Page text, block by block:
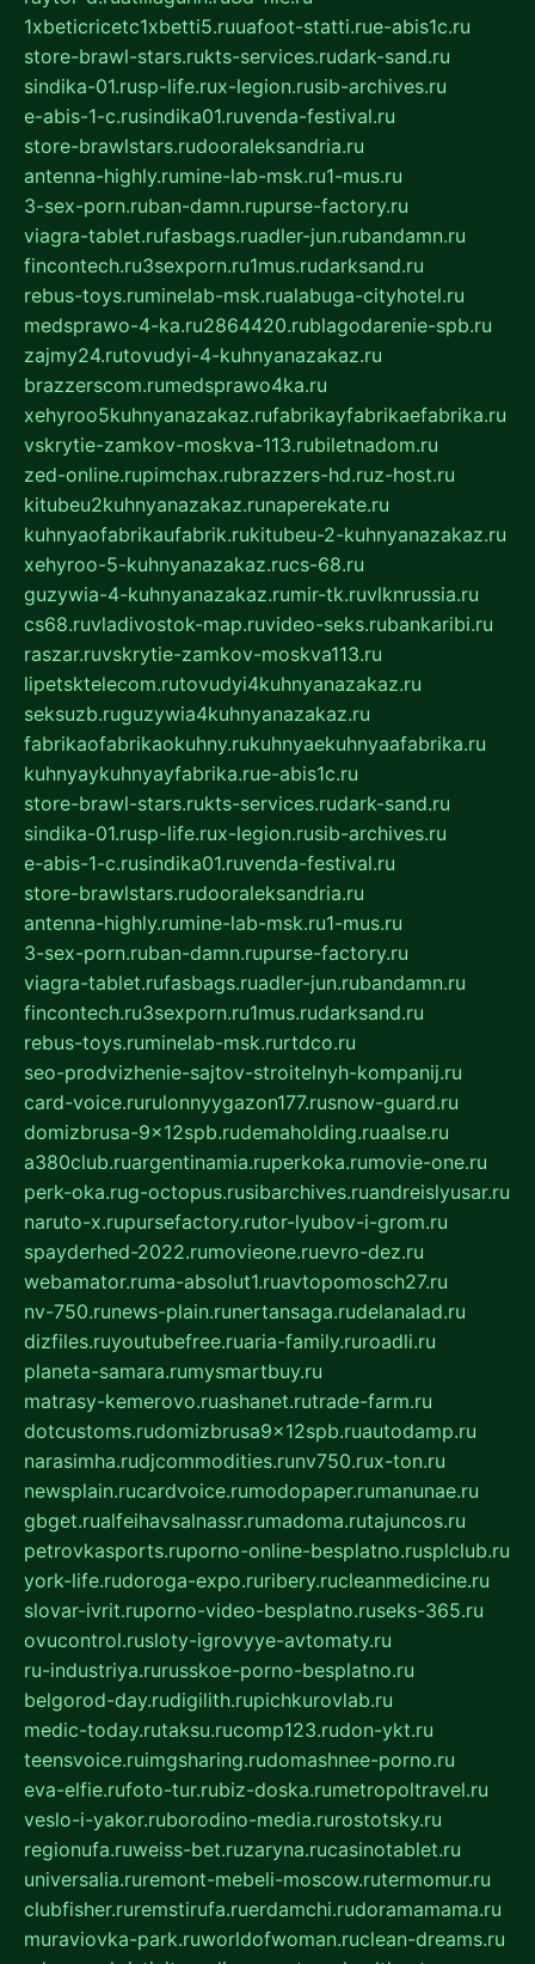
1xbeticricetc1xbetti5.ruuafoot-statti.rue-abis1c.ru
store-brawl-stars.rukts-services.rudark-sand.ru
sindika-01.rusp-life.rux-legion.rusib-archives.ru
e-abis-1-c.rusindika01.ruvenda-festival.ru
store-brawlstars.rudooraleksandria.ru
antenna-highly.rumine-lab-msk.ru1-mus.ru
3-sex-porn.ruban-damn.rupurse-factory.ru
viagra-tablet.rufasbags.ruadler-jun.rubandamn.ru
fincontech.ru3sexporn.ru1mus.rudarksand.ru
rebus-toys.ruminelab-msk.rualabuga-cityhotel.ru
medsprawo-4-ka.ru2864420.rublagodarenie-spb.ru
zajmy24.rutovudyi-4-kuhnyanazakaz.ru
brazzerscom.rumedsprawo4ka.ru
xehyroo5kuhnyanazakaz.rufabrikayfabrikaefabrika.ru
vskrytie-zamkov-moskva-113.rubiletnadom.ru
zed-online.rupimchax.rubrazzers-hd.ruz-host.ru
kitubeu2kuhnyanazakaz.runaperekate.ru
kuhnyaofabrikaufabrik.rukitubeu-2-kuhnyanazakaz.ru
xehyroo-5-kuhnyanazakaz.rucs-68.ru
guzywia-4-kuhnyanazakaz.rumir-tk.ruvlknrussia.ru
cs68.ruvladivostok-map.ruvideo-seks.rubankaribi.ru
raszar.ruvskrytie-zamkov-moskva113.ru
lipetsktelecom.rutovudyi4kuhnyanazakaz.ru
seksuzb.ruguzywia4kuhnyanazakaz.ru
fabrikaofabrikaokuhny.rukuhnyaekuhnyaafabrika.ru
kuhnyaykuhnyayfabrika.rue-abis1c.ru
store-brawl-stars.rukts-services.rudark-sand.ru
sindika-01.rusp-life.rux-legion.rusib-archives.ru
e-abis-1-c.rusindika01.ruvenda-festival.ru
store-brawlstars.rudooraleksandria.ru
antenna-highly.rumine-lab-msk.ru1-mus.ru
3-sex-porn.ruban-damn.rupurse-factory.ru
viagra-tablet.rufasbags.ruadler-jun.rubandamn.ru
fincontech.ru3sexporn.ru1mus.rudarksand.ru
rebus-toys.ruminelab-msk.rurtdco.ru
seo-prodvizhenie-sajtov-stroitelnyh-kompanij.ru
card-voice.rurulonnyygazon177.rusnow-guard.ru
domizbrusa-9x12spb.rudemaholding.ruaalse.ru
a380club.ruargentinamia.ruperkoka.rumovie-one.ru
perk-oka.rug-octopus.rusibarchives.ruandreislyusar.ru
naruto-x.rupursefactory.rutor-lyubov-i-grom.ru
spayderhed-2022.rumovieone.ruevro-dez.ru
webamator.ruma-absolut1.ruavtopomosch27.ru
nv-750.runews-plain.runertansaga.rudelanalad.ru
dizfiles.ruyoutubefree.ruaria-family.ruroadli.ru
planeta-samara.rumysmartbuy.ru
matrasy-kemerovo.ruashanet.rutrade-farm.ru
dotcustoms.rudomizbrusa9x12spb.ruautodamp.ru
narasimha.rudjcommodities.runv750.rux-ton.ru
newsplain.rucardvoice.rumodopaper.rumanunae.ru
gbget.rualfeihavsalnassr.rumadoma.rutajuncos.ru
petrovkasports.ruporno-online-besplatno.rusplclub.ru
york-life.rudoroga-expo.ruribery.rucleanmedicine.ru
slovar-ivrit.ruporno-video-besplatno.ruseks-365.ru
ovucontrol.rusloty-igrovyye-avtomaty.ru
ru-industriya.rurusskoe-porno-besplatno.ru
belgorod-day.rudigilith.rupichkurovlab.ru
medic-today.rutaksu.rucomp123.rudon-ykt.ru
teensvoice.ruimgsharing.rudomashnee-porno.ru
eva-elfie.rufoto-tur.rubiz-doska.rumetropoltravel.ru
veslo-i-yakor.ruborodino-media.rurostotsky.ru
regionufa.ruweiss-bet.ruzaryna.rucasinotablet.ru
universalia.ruremont-mebeli-moscow.rutermomur.ru
clubfisher.ruremstirufa.ruerdamchi.rudoramamama.ru
muraviovka-park.ruworldofwoman.ruclean-dreams.ru